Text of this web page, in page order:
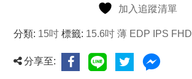
加入追蹤清單
分類: 15吋 標籤: 15.6吋 薄 EDP IPS FHD
分享至: